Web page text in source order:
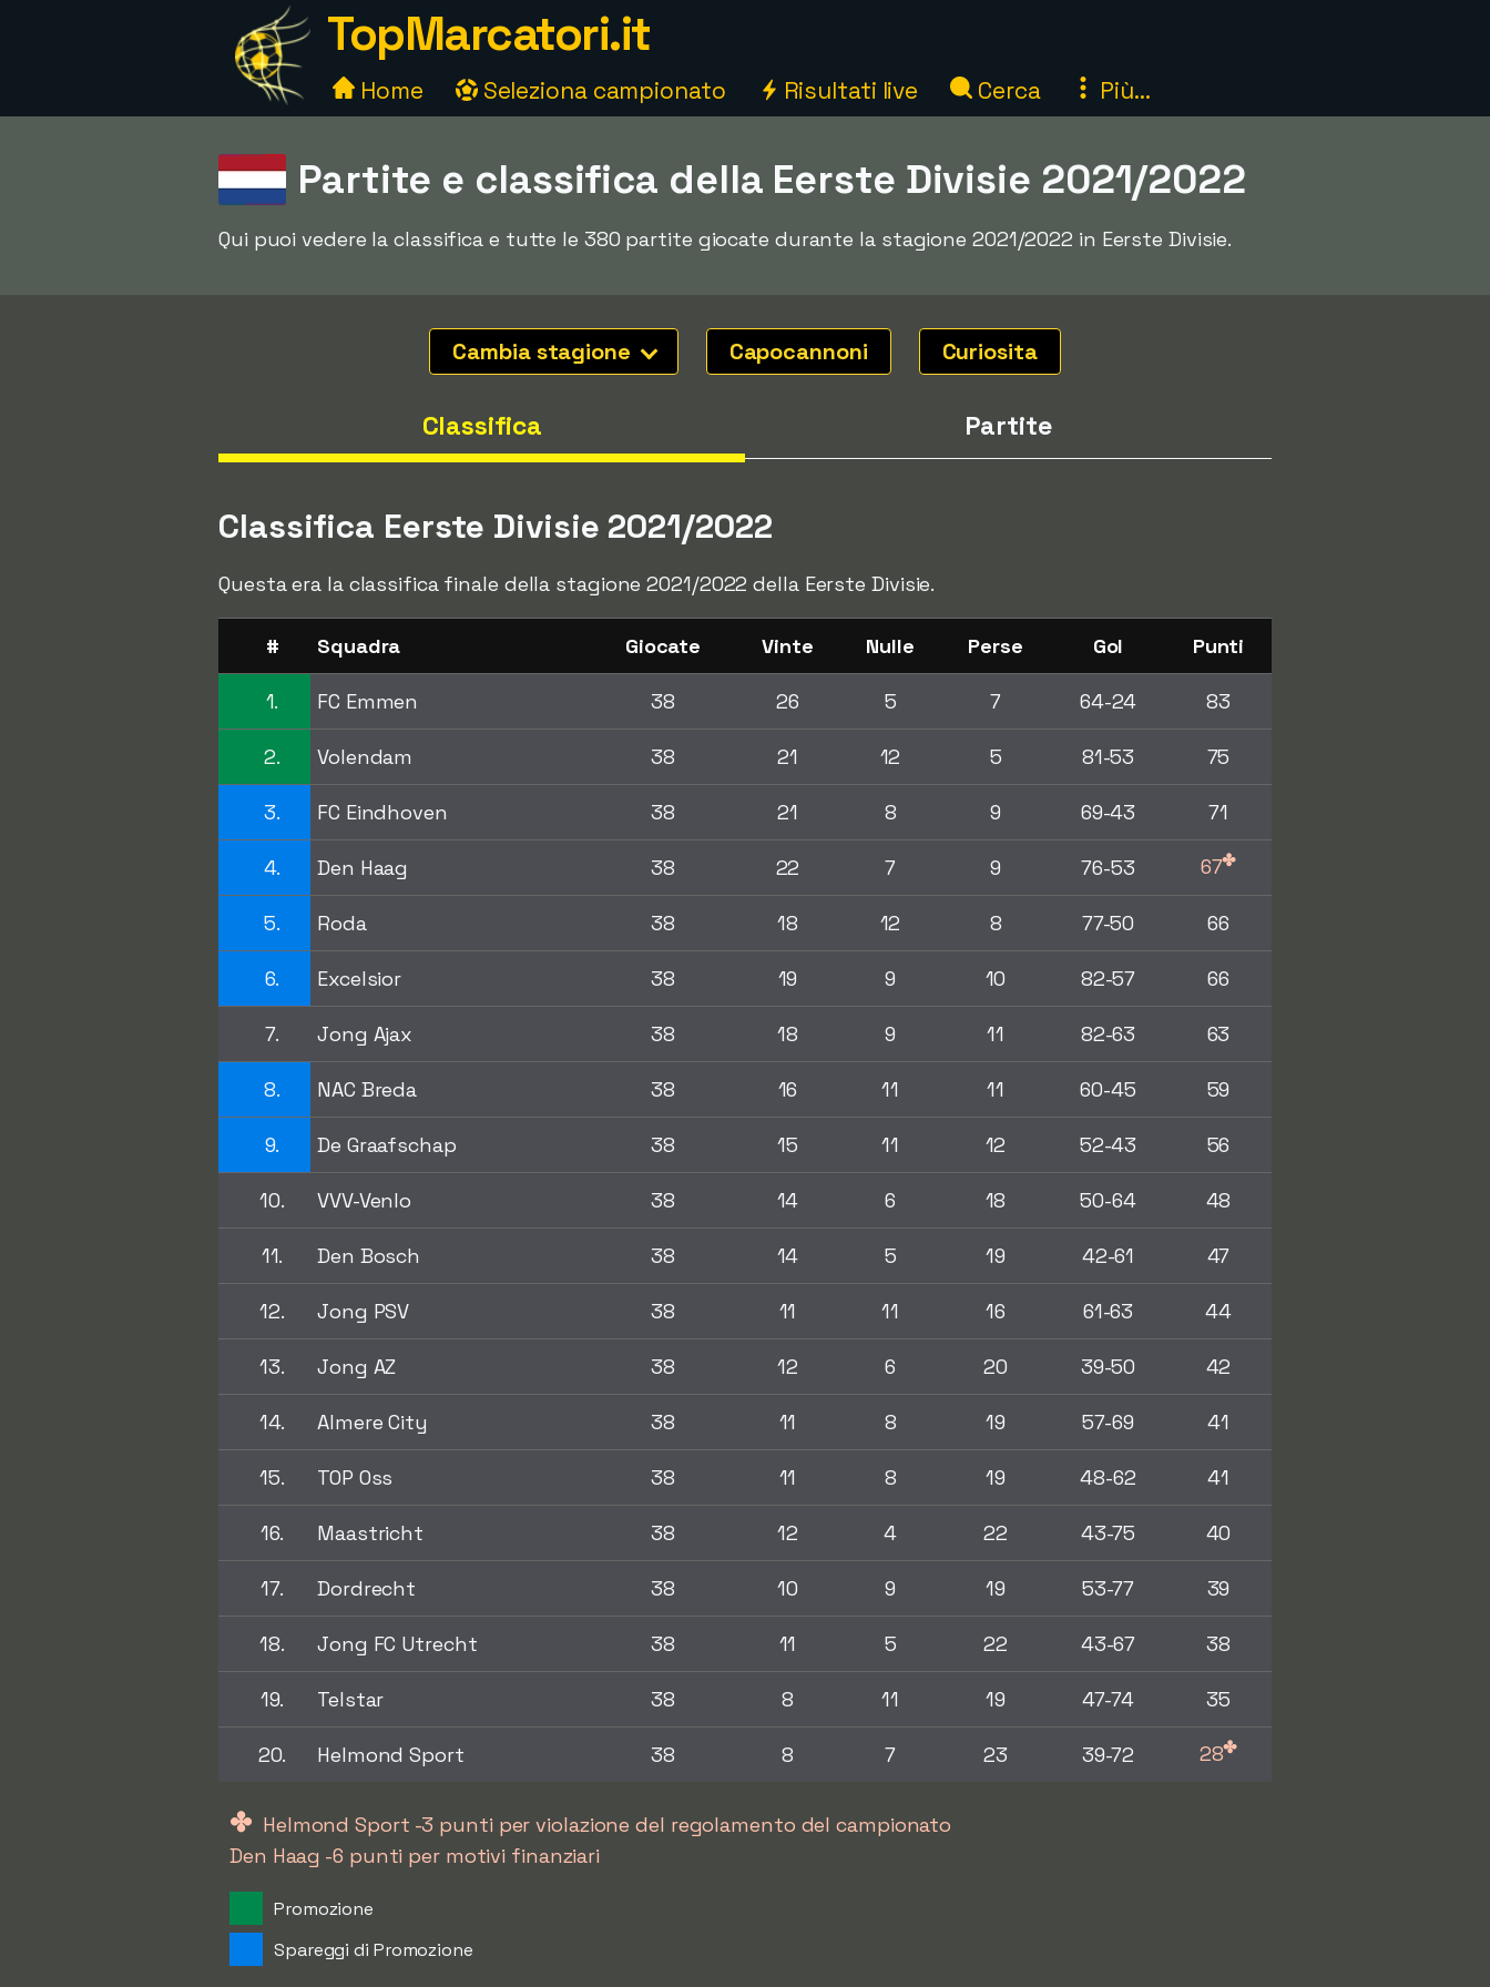
TopMarcatori.it
Home Seleziona campionato Risultati live Cerca Più...
Partite e classifica della Eerste Divisie 2021/2022
Qui puoi vedere la classifica e tutte le 380 partite giocate durante la stagione 2021/2022 in Eerste Divisie.
Cambia stagione Capocannoni Curiosita
Classifica Partite
Classifica Eerste Divisie 2021/2022
Questa era la classifica finale della stagione 2021/2022 della Eerste Divisie.
# Squadra Giocate Vinte Nulle Perse Gol Punti
1. FC Emmen 38 26 5 7 64-24 83
2. Volendam 38 21 12 5 81-53 75
3. FC Eindhoven 38 21 8 9 69-43 71
4. Den Haag 38 22 7 9 76-53 67✤
5. Roda 38 18 12 8 77-50 66
6. Excelsior 38 19 9 10 82-57 66
7. Jong Ajax 38 18 9 11 82-63 63
8. NAC Breda 38 16 11 11 60-45 59
9. De Graafschap 38 15 11 12 52-43 56
10. VVV-Venlo 38 14 6 18 50-64 48
11. Den Bosch 38 14 5 19 42-61 47
12. Jong PSV 38 11 11 16 61-63 44
13. Jong AZ 38 12 6 20 39-50 42
14. Almere City 38 11 8 19 57-69 41
15. TOP Oss 38 11 8 19 48-62 41
16. Maastricht 38 12 4 22 43-75 40
17. Dordrecht 38 10 9 19 53-77 39
18. Jong FC Utrecht 38 11 5 22 43-67 38
19. Telstar 38 8 11 19 47-74 35
20. Helmond Sport 38 8 7 23 39-72 28✤
✤ Helmond Sport -3 punti per violazione del regolamento del campionato
Den Haag -6 punti per motivi finanziari
Promozione
Spareggi di Promozione